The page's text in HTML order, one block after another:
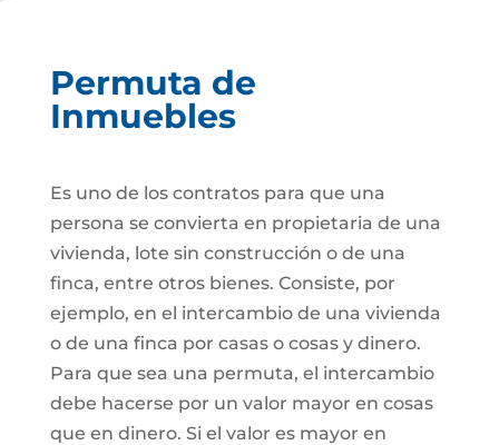
Permuta de
Inmuebles
Es uno de los contratos para que una
persona se convierta en propietaria de una
vivienda, lote sin construcción o de una
finca, entre otros bienes. Consiste, por
ejemplo, en el intercambio de una vivienda
o de una finca por casas o cosas y dinero.
Para que sea una permuta, el intercambio
debe hacerse por un valor mayor en cosas
que en dinero. Si el valor es mayor en